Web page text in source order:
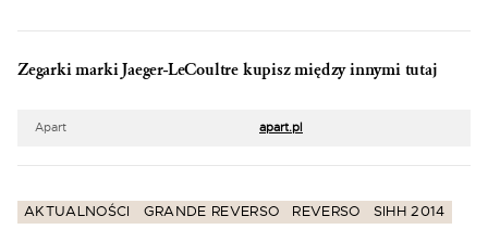
Zegarki marki Jaeger-LeCoultre kupisz między innymi tutaj
Apart apart.pl
AKTUALNOŚCI GRANDE REVERSO REVERSO SIHH 2014